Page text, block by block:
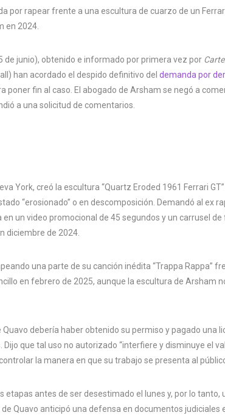
por rapear frente a una escultura de cuarzo de un
en 2024.
de junio), obtenido e informado por primera vez por
han acordado el despido definitivo del demanda por
poner fin al caso. El abogado de Arsham se negó a
a una solicitud de comentarios.
York, creó la escultura “Quartz Eroded 1961 Ferrari
“erosionado” o en descomposición. Demandó al ex
un video promocional de 45 segundos y un carrusel
diciembre de 2024.
una parte de su canción inédita “Trappa Rappa”
en febrero de 2025, aunque la escultura de Arsham
debería haber obtenido su permiso y pagado una
que tal uso no autorizado “interfiere y disminuye el
la manera en que su trabajo se presenta al
etapas antes de ser desestimado el lunes y, por lo
Quavo anticipó una defensa en documentos judiciales